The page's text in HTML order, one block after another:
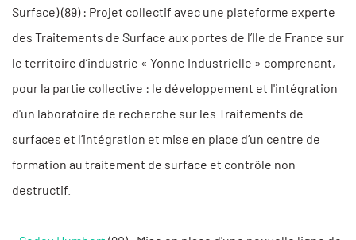
Surface) (89) : Projet collectif avec une plateforme experte
des Traitements de Surface aux portes de l’Ile de France sur
le territoire d’industrie « Yonne Industrielle » comprenant,
pour la partie collective : le développement et l'intégration
d'un laboratoire de recherche sur les Traitements de
surfaces et l’intégration et mise en place d’un centre de
formation au traitement de surface et contrôle non
destructif.